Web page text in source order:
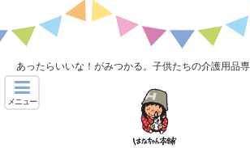
あったらいいな！がみつかる。子供たちの介護用品
メニュー